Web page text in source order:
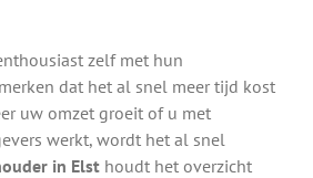
zelf met hun
dat het al snel meer tijd kost
uw omzet groeit of u met
werkt, wordt het al snel
in Elst houdt het overzicht